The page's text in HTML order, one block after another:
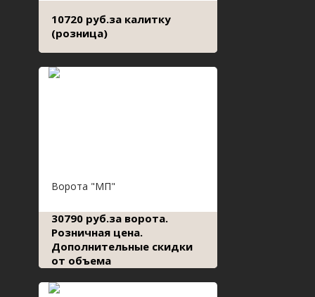
10720 руб.за калитку
(розница)
Ворота "МП"
30790 руб.за ворота.
Розничная цена.
Дополнительные скидки
от объема